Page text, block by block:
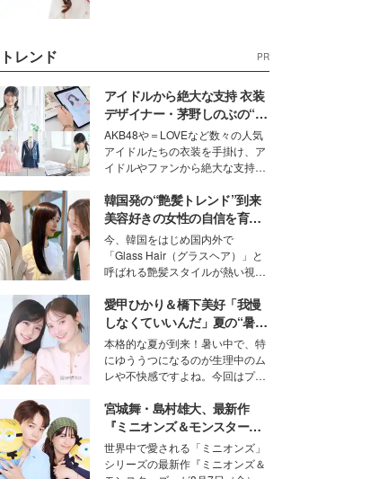
トレンド PR
アイドルから絶大な支持 衣装
デザイナー・茅野しのぶの“可
愛い”を作る美学＜「シチズン
クロスシー」インタビュー＞
AKB48や＝LOVEなど数々の人気
アイドルたちの衣装を手掛け、ア
イドルやファンから絶大な支持を
取締役兼クリエイティブディレク
ター・茅野しのぶ。一人ひとりの
個性に寄り添い、魅力を引き出す
衣装作りは、多くの女性たちに勇
気と自信を与え続けている。
韓国発の“艶髪トレンド”到来
美容好きの女性の自信を育む
「ヘアケア事情」って？
今、韓国をはじめ国内外で
「Glass Hair（グラスヘア）」と
呼ばれる艶髪スタイルが熱い視線
ションの完成度を高めるベースと
して、“髪そのものの美しさ”に改
めて注目する人が増えている様
子。今回は、そんな憧れの艶やか
な髪を日常で叶える、美容好きの
女性たちのヘアケア事情を紹介し
ます。
愛甲ひかり＆橋下美好「我慢
しなくていいんだ」夏の“暑さ
対策”の新しい選択肢とは？
本格的な夏が到来！暑い中で、特
にゆううつになるのが生理中のム
レや不快感ですよね。今回はプラ
モデル・愛甲ひかりさんと橋下美
好さんを迎えて本音で女子会トー
ク。猛暑のお出かけを快適に過ご
すヒントや、2人が感動した夏の
生理の新常識にも迫りました。
宮城舞・島村雄大、最新作
『ミニオンズ＆モンスター
ズ』の魅力熱弁 ハチャメチャ
だけじゃない“友情と絆”に感
世界中で愛される「ミニオンズ」
シリーズの最新作『ミニオンズ＆